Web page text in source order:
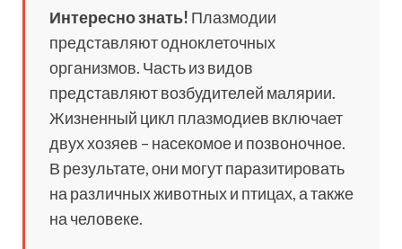
Интересно знать! Плазмодии
представляют одноклеточных
организмов. Часть из видов
представляют возбудителей малярии.
Жизненный цикл плазмодиев включает
двух хозяев – насекомое и позвоночное.
В результате, они могут паразитировать
на различных животных и птицах, а также
на человеке.